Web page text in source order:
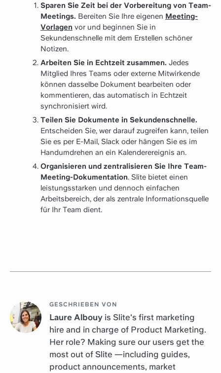
Sparen Sie Zeit bei der Vorbereitung von Team-
Meetings. Bereiten Sie Ihre eigenen Meeting-
Vorlagen vor und beginnen Sie in
Sekundenschnelle mit dem Erstellen schöner
Notizen.
Arbeiten Sie in Echtzeit zusammen. Jedes
Mitglied Ihres Teams oder externe Mitwirkende
können dasselbe Dokument bearbeiten oder
kommentieren, das automatisch in Echtzeit
synchronisiert wird.
Teilen Sie Dokumente in Sekundenschnelle.
Entscheiden Sie, wer darauf zugreifen kann, teilen
Sie es per E-Mail, Slack oder hängen Sie es im
Handumdrehen an ein Kalenderereignis an.
Organisieren und zentralisieren Sie Ihre Team-
Meeting-Dokumentation. Slite bietet einen
leistungsstarken und dennoch einfachen
Arbeitsbereich, der als zentrale Informationsquelle
für Ihr Team dient.
GESCHRIEBEN VON
Laure Albouy is Slite's first marketing
hire and in charge of Product Marketing.
Her role? Making sure our users get the
most out of Slite —including guides,
product announcements, market